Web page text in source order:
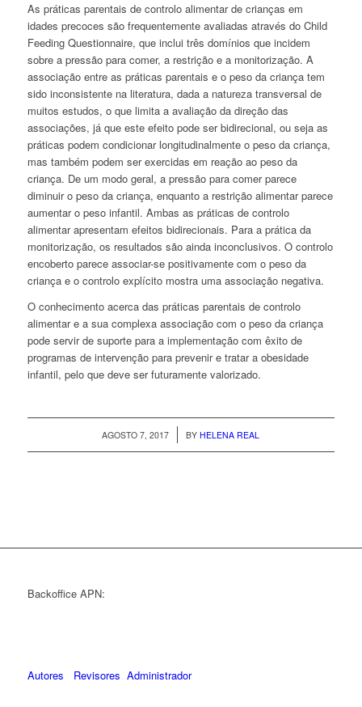
As práticas parentais de controlo alimentar de crianças em
idades precoces são frequentemente avaliadas através do Child
Feeding Questionnaire, que inclui três domínios que incidem
sobre a pressão para comer, a restrição e a monitorização. A
associação entre as práticas parentais e o peso da criança tem
sido inconsistente na literatura, dada a natureza transversal de
muitos estudos, o que limita a avaliação da direção das
associações, já que este efeito pode ser bidirecional, ou seja as
práticas podem condicionar longitudinalmente o peso da criança,
mas também podem ser exercidas em reação ao peso da
criança. De um modo geral, a pressão para comer parece
diminuir o peso da criança, enquanto a restrição alimentar parece
aumentar o peso infantil. Ambas as práticas de controlo
alimentar apresentam efeitos bidirecionais. Para a prática da
monitorização, os resultados são ainda inconclusivos. O controlo
encoberto parece associar-se positivamente com o peso da
criança e o controlo explícito mostra uma associação negativa.
O conhecimento acerca das práticas parentais de controlo
alimentar e a sua complexa associação com o peso da criança
pode servir de suporte para a implementação com êxito de
programas de intervenção para prevenir e tratar a obesidade
infantil, pelo que deve ser futuramente valorizado.
AGOSTO 7, 2017
/ BYHELENA REAL
Backoffice APN:
Autores Revisores Administrador